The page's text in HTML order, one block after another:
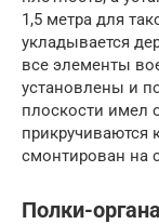
1,5 метра для
укладывается
все элементы
установлены и
плоскости имел
прикручиваются
смонтирован на
Полки-